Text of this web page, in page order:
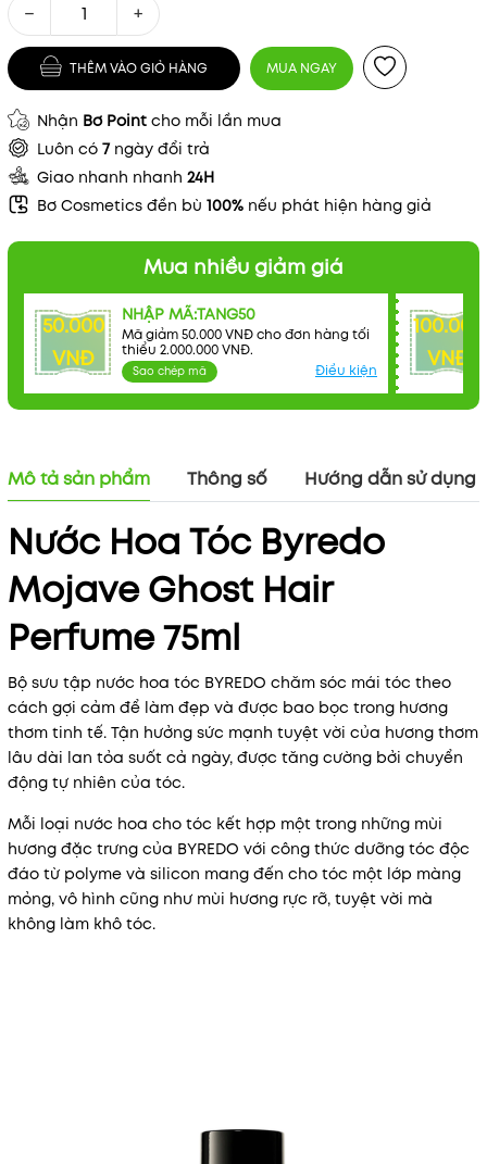
− +
THÊM VÀO GIỎ HÀNG MUA NGAY
Nhận Bơ Point cho mỗi lần mua
Luôn có 7 ngày đổi trả
Giao nhanh nhanh 24H
Bơ Cosmetics đền bù 100% nếu phát hiện hàng giả
Mua nhiều giảm giá
50.000
VNĐ
NHẬP MÃ:TANG50
Mã giảm 50.000 VNĐ cho đơn hàng tối
thiểu 2.000.000 VNĐ.
Sao chép mã Điều kiện
100.000
VNĐ
Mã khuyến mãi:
Điều kiện:
Mô tả sản phẩm Thông số Hướng dẫn sử dụng
Nước Hoa Tóc Byredo
Mojave Ghost Hair
Perfume 75ml
Bộ sưu tập nước hoa tóc BYREDO chăm sóc mái tóc theo
cách gợi cảm để làm đẹp và được bao bọc trong hương
thơm tinh tế. Tận hưởng sức mạnh tuyệt vời của hương thơm
lâu dài lan tỏa suốt cả ngày, được tăng cường bởi chuyển
động tự nhiên của tóc.
Mỗi loại nước hoa cho tóc kết hợp một trong những mùi
hương đặc trưng của BYREDO với công thức dưỡng tóc độc
đáo từ polyme và silicon mang đến cho tóc một lớp màng
mỏng, vô hình cũng như mùi hương rực rỡ, tuyệt vời mà
không làm khô tóc.